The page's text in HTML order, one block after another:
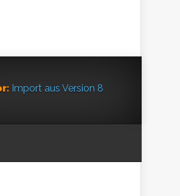
Import aus Version 8